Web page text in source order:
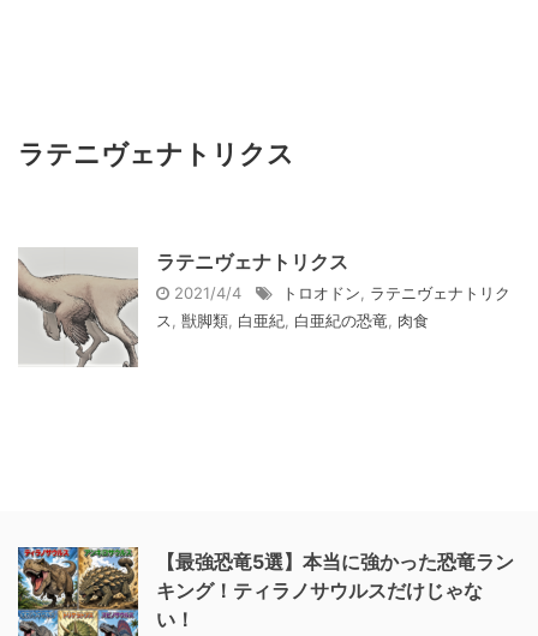
ラテニヴェナトリクス
ラテニヴェナトリクス
2021/4/4 トロオドン
ラテニヴェナトリク
ス
獣脚類 白亜紀 白亜紀の恐竜 肉食
【最強恐竜5選】本当に強かった恐竜ラン
キング！ティラノサウルスだけじゃな
い！